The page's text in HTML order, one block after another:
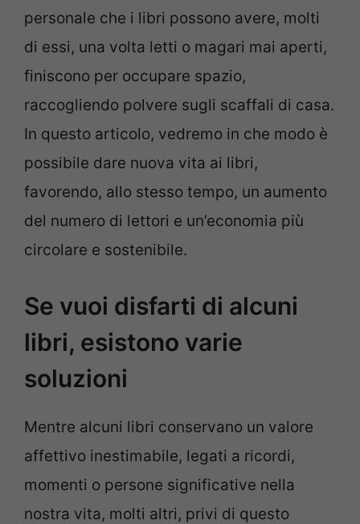
personale che i libri possono avere, molti
di essi, una volta letti o magari mai aperti,
finiscono per occupare spazio,
raccogliendo polvere sugli scaffali di casa.
In questo articolo, vedremo in che modo è
possibile dare nuova vita ai libri,
favorendo, allo stesso tempo, un aumento
del numero di lettori e un’economia più
circolare e sostenibile.
Se vuoi disfarti di alcuni
libri, esistono varie
soluzioni
Mentre alcuni libri conservano un valore
affettivo inestimabile, legati a ricordi,
momenti o persone significative nella
nostra vita, molti altri, privi di questo